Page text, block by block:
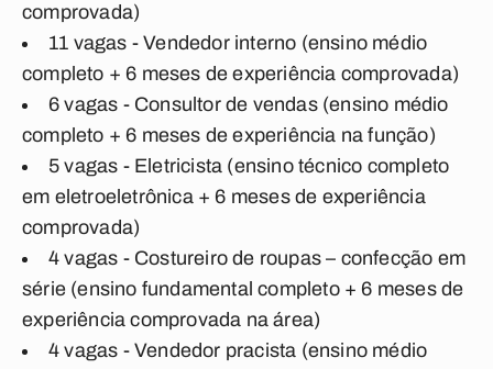
comprovada)
11 vagas - Vendedor interno (ensino médio
completo + 6 meses de experiência comprovada)
6 vagas - Consultor de vendas (ensino médio
completo + 6 meses de experiência na função)
5 vagas - Eletricista (ensino técnico completo
em eletroeletrônica + 6 meses de experiência
comprovada)
4 vagas - Costureiro de roupas – confecção em
série (ensino fundamental completo + 6 meses de
experiência comprovada na área)
4 vagas - Vendedor pracista (ensino médio